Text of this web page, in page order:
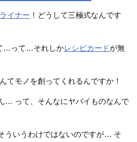
ライナー ！どうして三極式なんです
…って…それしかレシピカードが無
てモノを創ってくれるんですか！
… って、そんなにヤバイものなんで
ういうわけではないのですが… そ